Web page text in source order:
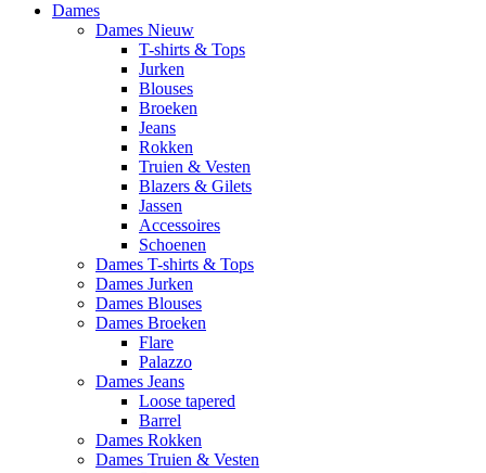
Dames
Dames Nieuw
T-shirts & Tops
Jurken
Blouses
Broeken
Jeans
Rokken
Truien & Vesten
Blazers & Gilets
Jassen
Accessoires
Schoenen
Dames T-shirts & Tops
Dames Jurken
Dames Blouses
Dames Broeken
Flare
Palazzo
Dames Jeans
Loose tapered
Barrel
Dames Rokken
Dames Truien & Vesten